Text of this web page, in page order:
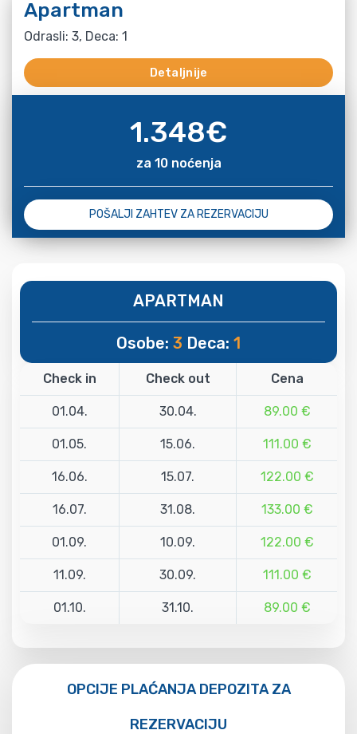
Apartman
Odrasli: 3, Deca: 1
Detaljnije
1.348€
za 10 noćenja
POŠALJI ZAHTEV ZA REZERVACIJU
APARTMAN
Osobe: 3 Deca: 1
Check in Check out Cena
01.04. 30.04. 89.00 €
01.05. 15.06. 111.00 €
16.06. 15.07. 122.00 €
16.07. 31.08. 133.00 €
01.09. 10.09. 122.00 €
11.09. 30.09. 111.00 €
01.10. 31.10. 89.00 €
OPCIJE PLAĆANJA DEPOZITA ZA
REZERVACIJU